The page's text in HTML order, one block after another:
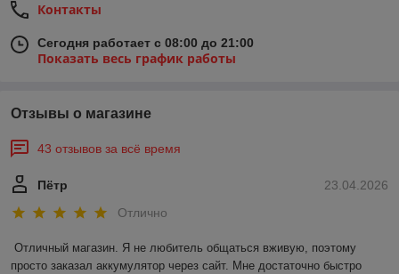
Контакты
Сегодня работает с 08:00 до 21:00
Показать весь график работы
Отзывы о магазине
43 отзывов за всё время
23.04.2026
Пётр
Отлично
Отличный магазин. Я не любитель общаться вживую, поэтому
просто заказал аккумулятор через сайт. Мне достаточно быстро